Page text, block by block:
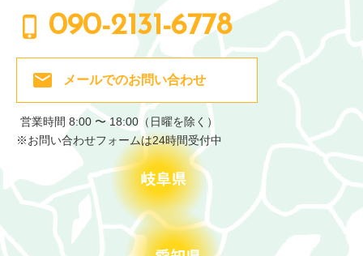
090-2131-6778
メールでのお問い合わせ
営業時間 8:00 〜 18:00（日曜を除く）
※お問い合わせフォームは24時間受付中